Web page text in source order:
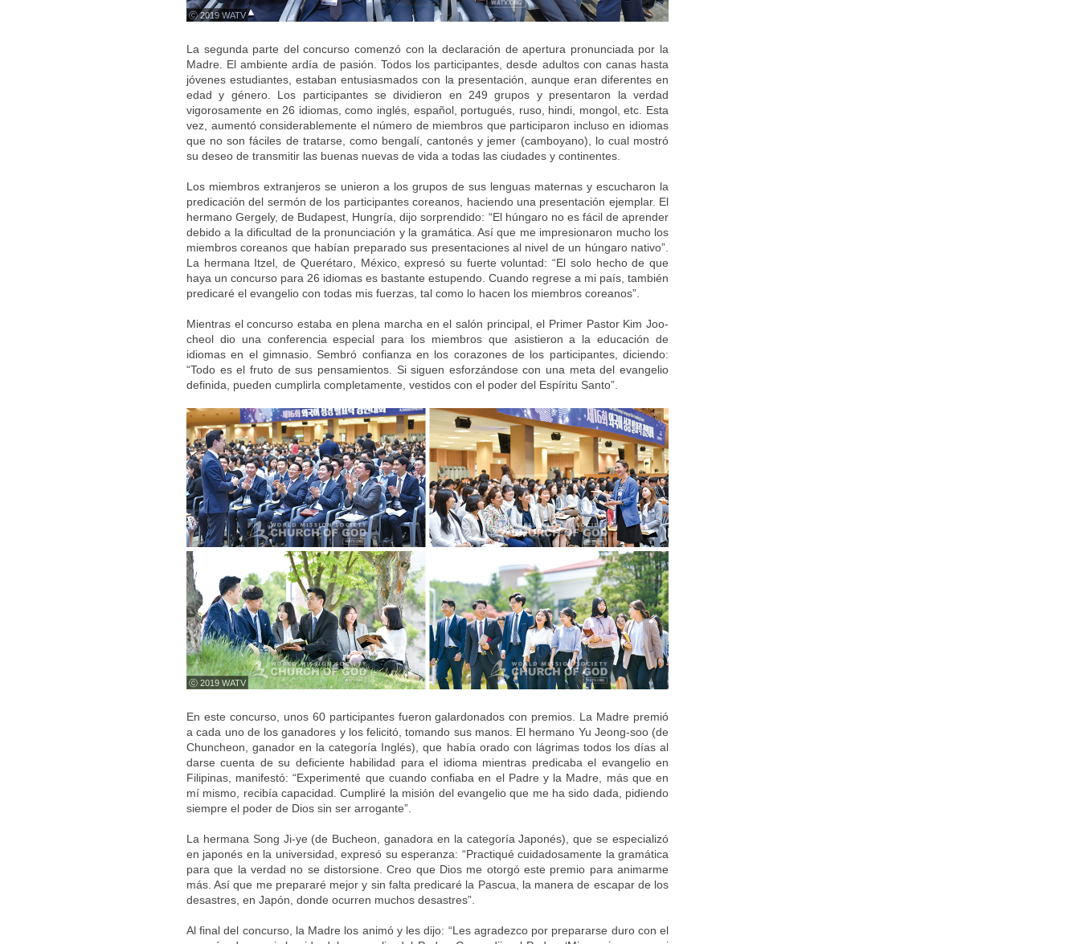
ⓒ 2019 WATV
La segunda parte del concurso comenzó con la declaración de apertura pronunciada por la
Madre. El ambiente ardía de pasión. Todos los participantes, desde adultos con canas hasta
jóvenes estudiantes, estaban entusiasmados con la presentación, aunque eran diferentes en
edad y género. Los participantes se dividieron en 249 grupos y presentaron la verdad
vigorosamente en 26 idiomas, como inglés, español, portugués, ruso, hindi, mongol, etc. Esta
vez, aumentó considerablemente el número de miembros que participaron incluso en idiomas
que no son fáciles de tratarse, como bengalí, cantonés y jemer (camboyano), lo cual mostró
su deseo de transmitir las buenas nuevas de vida a todas las ciudades y continentes.
Los miembros extranjeros se unieron a los grupos de sus lenguas maternas y escucharon la
predicación del sermón de los participantes coreanos, haciendo una presentación ejemplar. El
hermano Gergely, de Budapest, Hungría, dijo sorprendido: “El húngaro no es fácil de aprender
debido a la dificultad de la pronunciación y la gramática. Así que me impresionaron mucho los
miembros coreanos que habían preparado sus presentaciones al nivel de un húngaro nativo”.
La hermana Itzel, de Querétaro, México, expresó su fuerte voluntad: “El solo hecho de que
haya un concurso para 26 idiomas es bastante estupendo. Cuando regrese a mi país, también
predicaré el evangelio con todas mis fuerzas, tal como lo hacen los miembros coreanos”.
Mientras el concurso estaba en plena marcha en el salón principal, el Primer Pastor Kim Joo-
cheol dio una conferencia especial para los miembros que asistieron a la educación de
idiomas en el gimnasio. Sembró confianza en los corazones de los participantes, diciendo:
“Todo es el fruto de sus pensamientos. Si siguen esforzándose con una meta del evangelio
definida, pueden cumplirla completamente, vestidos con el poder del Espíritu Santo”.
ⓒ 2019 WATV
En este concurso, unos 60 participantes fueron galardonados con premios. La Madre premió
a cada uno de los ganadores y los felicitó, tomando sus manos. El hermano Yu Jeong-soo (de
Chuncheon, ganador en la categoría Inglés), que había orado con lágrimas todos los días al
darse cuenta de su deficiente habilidad para el idioma mientras predicaba el evangelio en
Filipinas, manifestó: “Experimenté que cuando confiaba en el Padre y la Madre, más que en
mí mismo, recibía capacidad. Cumpliré la misión del evangelio que me ha sido dada, pidiendo
siempre el poder de Dios sin ser arrogante”.
La hermana Song Ji-ye (de Bucheon, ganadora en la categoría Japonés), que se especializó
en japonés en la universidad, expresó su esperanza: “Practiqué cuidadosamente la gramática
para que la verdad no se distorsione. Creo que Dios me otorgó este premio para animarme
más. Así que me prepararé mejor y sin falta predicaré la Pascua, la manera de escapar de los
desastres, en Japón, donde ocurren muchos desastres”.
Al final del concurso, la Madre los animó y les dijo: “Les agradezco por prepararse duro con el